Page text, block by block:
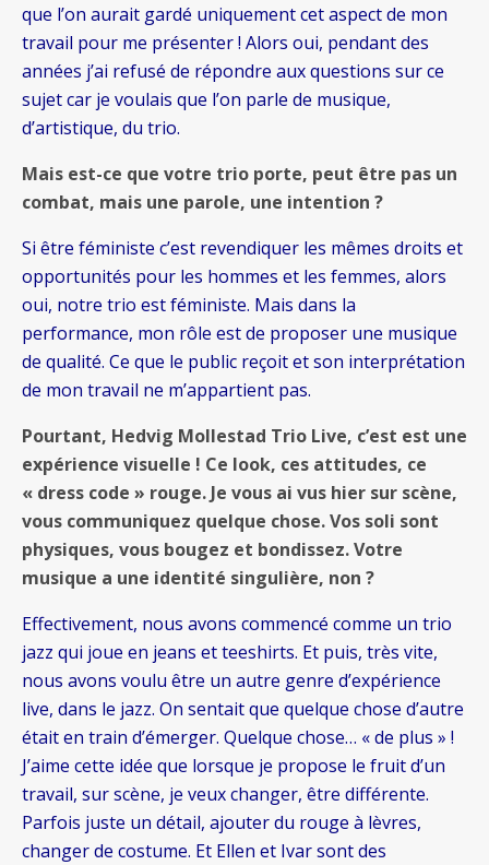
que l’on aurait gardé uniquement cet aspect de mon
travail pour me présenter ! Alors oui, pendant des
années j’ai refusé de répondre aux questions sur ce
sujet car je voulais que l’on parle de musique,
d’artistique, du trio.
Mais est-ce que votre trio porte, peut être pas un
combat, mais une parole, une intention ?
Si être féministe c’est revendiquer les mêmes droits et
opportunités pour les hommes et les femmes, alors
oui, notre trio est féministe. Mais dans la
performance, mon rôle est de proposer une musique
de qualité. Ce que le public reçoit et son interprétation
de mon travail ne m’appartient pas.
Pourtant, Hedvig Mollestad Trio Live, c’est est une
expérience visuelle ! Ce look, ces attitudes, ce
« dress code » rouge. Je vous ai vus hier sur scène,
vous communiquez quelque chose. Vos soli sont
physiques, vous bougez et bondissez. Votre
musique a une identité singulière, non ?
Effectivement, nous avons commencé comme un trio
jazz qui joue en jeans et teeshirts. Et puis, très vite,
nous avons voulu être un autre genre d’expérience
live, dans le jazz. On sentait que quelque chose d’autre
était en train d’émerger. Quelque chose… « de plus » !
J’aime cette idée que lorsque je propose le fruit d’un
travail, sur scène, je veux changer, être différente.
Parfois juste un détail, ajouter du rouge à lèvres,
changer de costume. Et Ellen et Ivar sont des